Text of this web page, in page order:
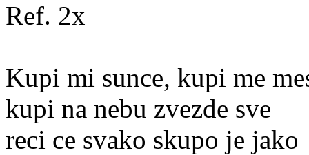
Ref. 2x
Kupi mi sunce, kupi me
kupi na nebu zvezde sve
reci ce svako skupo je jako